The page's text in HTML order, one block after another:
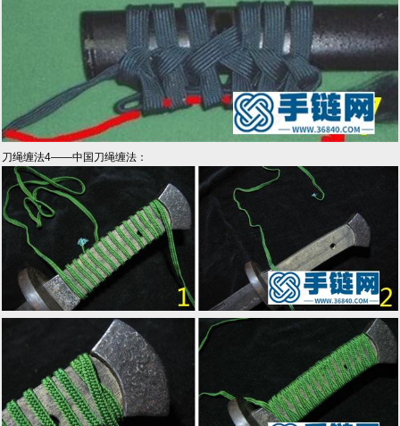
刀绳缠法4——中国刀绳缠法：